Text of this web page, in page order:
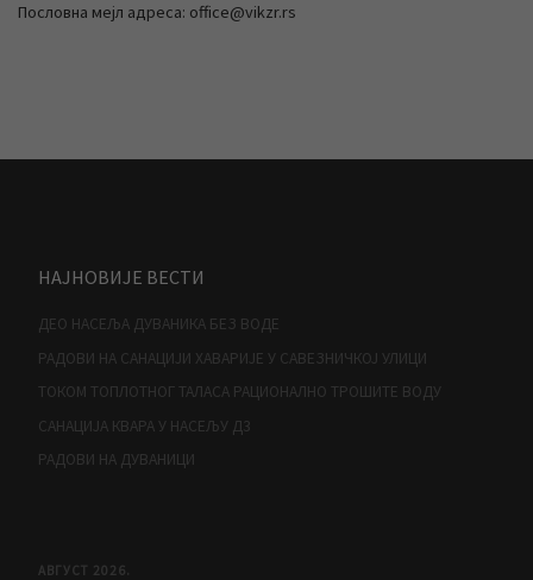
Пословна мејл адреса: office@vikzr.rs
НАЈНОВИЈЕ ВЕСТИ
ДЕО НАСЕЉА ДУВАНИКА БЕЗ ВОДЕ
РАДОВИ НА САНАЦИЈИ ХАВАРИЈЕ У САВЕЗНИЧКОЈ УЛИЦИ
ТОКОМ ТОПЛОТНОГ ТАЛАСА РАЦИОНАЛНО ТРОШИТЕ ВОДУ
САНАЦИЈА КВАРА У НАСЕЉУ Д3
РАДОВИ НА ДУВАНИЦИ
АВГУСТ 2026.